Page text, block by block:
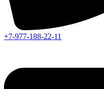
+7-977-188-22-11